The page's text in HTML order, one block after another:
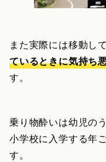
また実際には移動し
ているときに気持ち
す。
乗り物酔いは幼児の
小学校に入学する年
す。